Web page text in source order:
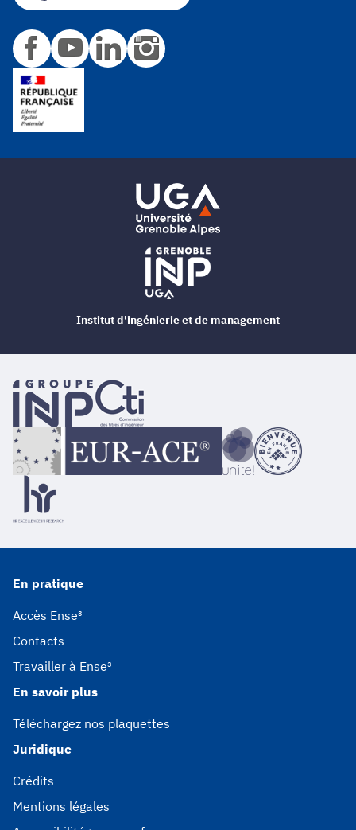
En pratique
Accès Ense³
Contacts
Travailler à Ense³
En savoir plus
Téléchargez nos plaquettes
Juridique
Crédits
Mentions légales
Institut d'ingénierie et de management